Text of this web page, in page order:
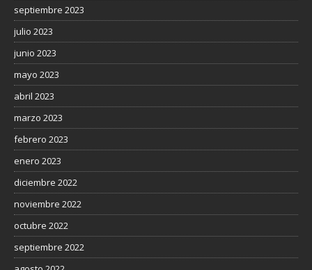
septiembre 2023
julio 2023
junio 2023
mayo 2023
abril 2023
marzo 2023
febrero 2023
enero 2023
diciembre 2022
noviembre 2022
octubre 2022
septiembre 2022